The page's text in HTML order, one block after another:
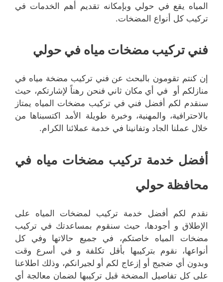
المياه يقع في حولي وبإمكانه تقديم أهم الخدمات في
تركيب كل أنواع المضخات.
فني تركيب مضخات مياه في حولي
إن كنتم تقومون بالبحث عن فني تركيب مضخة مياه في
منازلكم أو في أي مكان ثاني فنحن رهناً لإشارتكم، حيث
سنقدم لكم أفضل فني في تركيب مضخات المياه يمتاز
بالاحترافية، والمهنية، وخبرة طويلة الأمد اكتسبناها من
خلال عملنا الجاد وتفانينا في خدمة عملائنا الكرام.
أفضل خدمة تركيب مضخات مياه في
محافظة حولي
نقدم لكم أفضل خدمة تركيب لمضخات المياه على
الإطلاق و أجودها، حيث سنقوم بمساعدتك في تركيب
مضخات المياه خاصتكم، في جميع حالاتها وفي كل
أنواعها، نقوم بتركيبها بأقل تكلفة و في أسرع وقت
وبدون أي ضجيج أو إزعاج لكم أو لجيرانكم، وذلك اطلاعنا
على كل تفاصيل المضخة قبل تركيبها لضمان معالجة أي